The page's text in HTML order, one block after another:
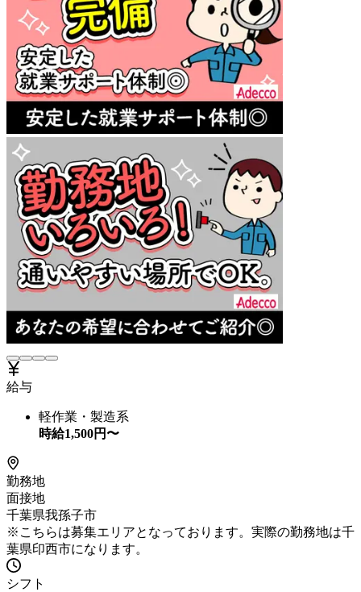
給与
軽作業・製造系
時給1,500円〜
勤務地
面接地
千葉県我孫子市
※こちらは募集エリアとなっております。実際の勤務地は千
葉県印西市になります。
シフト